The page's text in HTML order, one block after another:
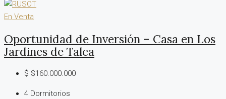
En Venta
Oportunidad de Inversión – Casa en Los
Jardines de Talca
$ $160.000.000
4 Dormitorios